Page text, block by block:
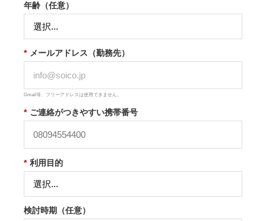
年齢（任意）
* メールアドレス（勤務先）
Gmail等、フリーアドレスは使用できません。
* ご連絡がつきやすい携帯番号
* 利用目的
検討時期（任意）